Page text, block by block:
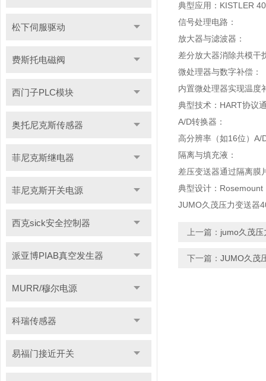
松下伺服驱动
费斯托电磁阀
西门子PLC模块
奥托尼克斯传感器
菲尼克斯继电器
菲尼克斯开关电源
西克sick安全控制器
派亚博PIAB真空发生器
MURR/穆尔电源
科瑞传感器
易福门接近开关
典型应用：KISTLER
信号处理电路：
放大器与滤波器：
差分放大器消除共模干
微处理器与数字补偿：
内置微处理器实现温度
典型技术：HART协议
A/D转换器：
高分辨率（如16位）A/
隔离与填充液：
差压变送器通过隔离膜
典型设计：Rosemount
JUMO久茂压力变送器
上一篇： jumo久茂
下一篇： JUMO久茂